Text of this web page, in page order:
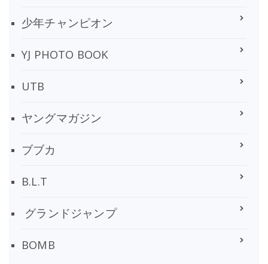
少年チャンピオン
YJ PHOTO BOOK
UTB
ヤングマガジン
ブブカ
B.L.T
グランドジャンプ
BOMB